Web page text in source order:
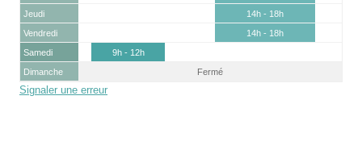
Jeudi
14h - 18h
Vendredi
14h - 18h
Samedi
9h - 12h
Dimanche
Fermé
Signaler une erreur